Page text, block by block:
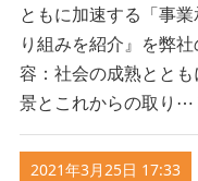
ともに加速する「事
り組みを紹介』を弊
容：社会の成熟とと
景とこれからの取り⋯
2021年3月25日 17:33